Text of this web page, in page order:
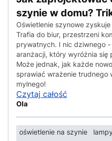
szynie w domu?
Oświetlenie szynowe
Trafia do biur, przestrzeni
prywatnych. I nic dziwnego
aranżacji, który wyróżnia się
Może jednak, jak każde
sprawiać wrażenie trudnego
mylnego!
Czytaj całość
Ola
oświetlenie na szynie